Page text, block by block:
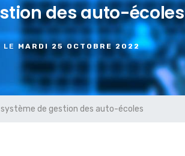
des auto-écoles
LE MARDI 25 OCTOBRE 2022
système de gestion des auto-écoles